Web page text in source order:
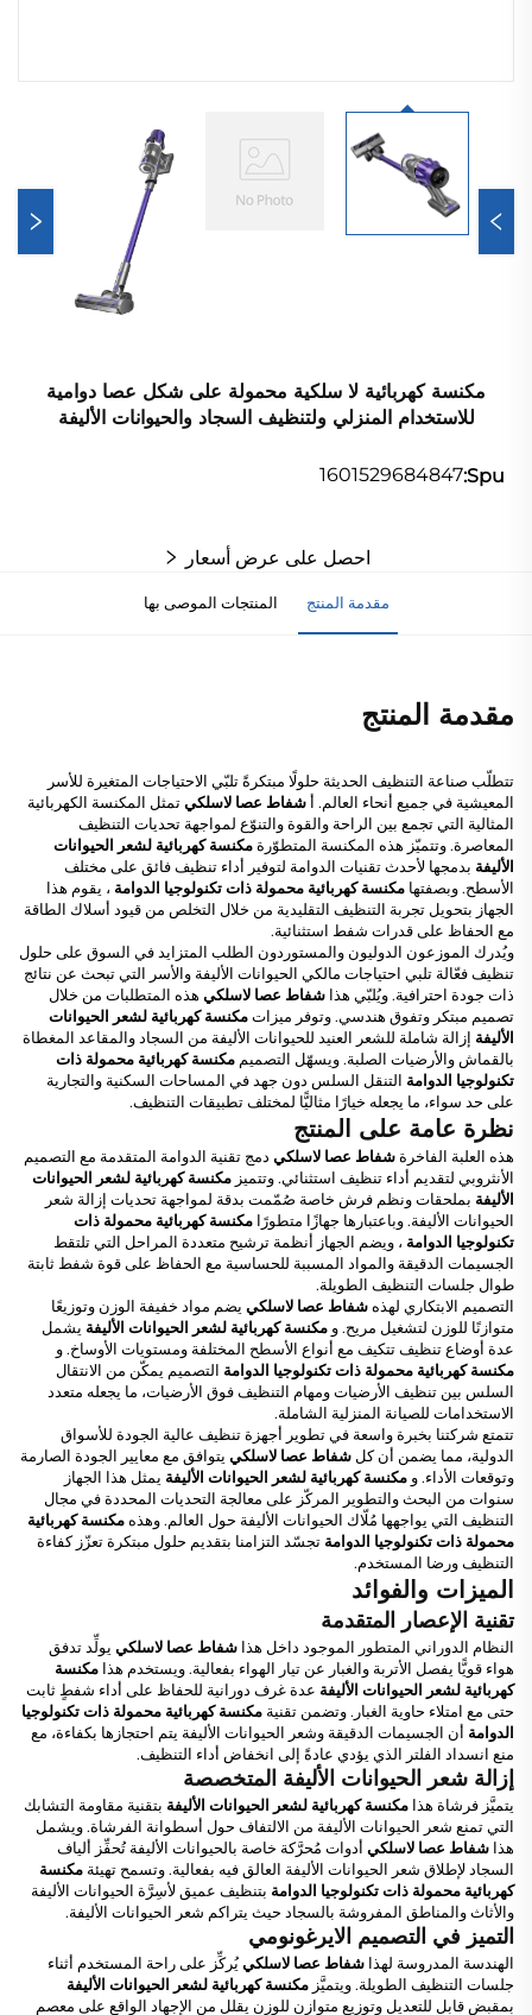
مكنسة كهربائية لا سلكية محمولة على شكل عصا دوامية
للاستخدام المنزلي ولتنظيف السجاد والحيوانات الأليفة
Spu:
1601529684847
احصل على عرض أسعار
مقدمة المنتج المنتجات الموصى بها
مقدمة المنتج
تتطلّب صناعة التنظيف الحديثة حلولًا مبتكرةً تلبّي الاحتياجات المتغيرة للأسر
المعيشية في جميع أنحاء العالم. أشفاط عصا لاسلكيتمثل المكنسة الكهربائية
المثالية التي تجمع بين الراحة والقوة والتنوّع لمواجهة تحديات التنظيف
المعاصرة. وتتميّز هذه المكنسة المتطوّرة مكنسة كهربائية لشعر الحيوانات
الأليفة بدمجها لأحدث تقنيات الدوامة لتوفير أداء تنظيف فائق على مختلف
الأسطح. وبصفتها مكنسة كهربائية محمولة ذات تكنولوجيا الدوامة ، يقوم هذا
الجهاز بتحويل تجربة التنظيف التقليدية من خلال التخلص من قيود أسلاك الطاقة
مع الحفاظ على قدرات شفط استثنائية.
ويُدرك الموزعون الدوليون والمستوردون الطلب المتزايد في السوق على حلول
تنظيف فعّالة تلبي احتياجات مالكي الحيوانات الأليفة والأسر التي تبحث عن نتائج
ذات جودة احترافية. ويُلبّي هذا شفاط عصا لاسلكي هذه المتطلبات من خلال
تصميم مبتكر وتفوق هندسي. وتوفر ميزاتمكنسة كهربائية لشعر الحيوانات
الأليفة إزالة شاملة للشعر العنيد للحيوانات الأليفة من السجاد والمقاعد المغطاة
بالقماش والأرضيات الصلبة. ويسهّل التصميم مكنسة كهربائية محمولة ذات
تكنولوجيا الدوامة التنقل السلس دون جهد في المساحات السكنية والتجارية
على حد سواء، ما يجعله خيارًا مثاليًّا لمختلف تطبيقات التنظيف.
نظرة عامة على المنتج
هذه العلبة الفاخرة شفاط عصا لاسلكي دمج تقنية الدوامة المتقدمة مع التصميم
الأنثروبي لتقديم أداء تنظيف استثنائي. وتتميز مكنسة كهربائية لشعر الحيوانات
الأليفة بملحقات ونظم فرش خاصة صُمّمت بدقة لمواجهة تحديات إزالة شعر
الحيوانات الأليفة. وباعتبارها جهازًا متطورًا مكنسة كهربائية محمولة ذات
تكنولوجيا الدوامة ، ويضم الجهاز أنظمة ترشيح متعددة المراحل التي تلتقط
الجسيمات الدقيقة والمواد المسببة للحساسية مع الحفاظ على قوة شفط ثابتة
طوال جلسات التنظيف الطويلة.
التصميم الابتكاري لهذه شفاط عصا لاسلكي يضم مواد خفيفة الوزن وتوزيعًا
متوازنًا للوزن لتشغيل مريح. و مكنسة كهربائية لشعر الحيوانات الأليفة يشمل
عدة أوضاع تنظيف تتكيف مع أنواع الأسطح المختلفة ومستويات الأوساخ. و
مكنسة كهربائية محمولة ذات تكنولوجيا الدوامة التصميم يمكّن من الانتقال
السلس بين تنظيف الأرضيات ومهام التنظيف فوق الأرضيات، ما يجعله متعدد
الاستخدامات للصيانة المنزلية الشاملة.
تتمتع شركتنا بخبرة واسعة في تطوير أجهزة تنظيف عالية الجودة للأسواق
الدولية، مما يضمن أن كل شفاط عصا لاسلكي يتوافق مع معايير الجودة الصارمة
وتوقعات الأداء. و مكنسة كهربائية لشعر الحيوانات الأليفة يمثل هذا الجهاز
سنوات من البحث والتطوير المركّز على معالجة التحديات المحددة في مجال
التنظيف التي يواجهها مُلّاك الحيوانات الأليفة حول العالم. وهذه مكنسة كهربائية
محمولة ذات تكنولوجيا الدوامة تجسّد التزامنا بتقديم حلول مبتكرة تعزّز كفاءة
التنظيف ورضا المستخدم.
الميزات والفوائد
تقنية الإعصار المتقدمة
النظام الدوراني المتطور الموجود داخل هذا شفاط عصا لاسلكي يولِّد تدفق
هواء قويًّا يفصل الأتربة والغبار عن تيار الهواء بفعالية. ويستخدم هذا مكنسة
كهربائية لشعر الحيوانات الأليفة عدة غرف دورانية للحفاظ على أداء شفطٍ ثابت
حتى مع امتلاء حاوية الغبار. وتضمن تقنية مكنسة كهربائية محمولة ذات تكنولوجيا
الدوامة أن الجسيمات الدقيقة وشعر الحيوانات الأليفة يتم احتجازها بكفاءة، مع
منع انسداد الفلتر الذي يؤدي عادةً إلى انخفاض أداء التنظيف.
إزالة شعر الحيوانات الأليفة المتخصصة
يتميَّز فرشاة هذا مكنسة كهربائية لشعر الحيوانات الأليفة بتقنية مقاومة التشابك
التي تمنع شعر الحيوانات الأليفة من الالتفاف حول أسطوانة الفرشاة. ويشمل
هذا شفاط عصا لاسلكي أدوات مُحرَّكة خاصة بالحيوانات الأليفة تُحفِّز ألياف
السجاد لإطلاق شعر الحيوانات الأليفة العالق فيه بفعالية. وتسمح تهيئة مكنسة
كهربائية محمولة ذات تكنولوجيا الدوامة بتنظيف عميق لأسِرَّة الحيوانات الأليفة
والأثاث والمناطق المفروشة بالسجاد حيث يتراكم شعر الحيوانات الأليفة.
التميز في التصميم الايرغونومي
الهندسة المدروسة لهذا شفاط عصا لاسلكييُركِّز على راحة المستخدم أثناء
جلسات التنظيف الطويلة. ويتميَّز مكنسة كهربائية لشعر الحيوانات الأليفة
بمقبض قابل للتعديل وتوزيع متوازن للوزن يقلل من الإجهاد الواقع على معصم